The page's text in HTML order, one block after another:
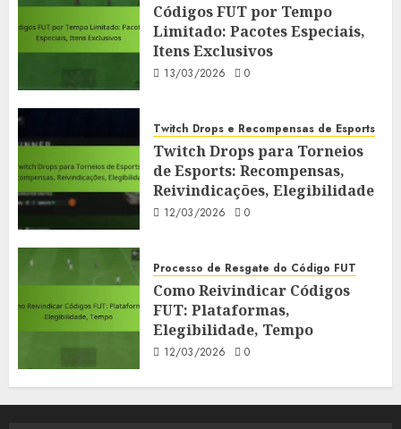
Códigos FUT por Tempo
Limitado: Pacotes Especiais,
Itens Exclusivos
13/03/2026 0
Twitch Drops e Recompensas de Esports
Twitch Drops para Torneios
de Esports: Recompensas,
Reivindicações, Elegibilidade
12/03/2026 0
Processo de Resgate do Código FUT
Como Reivindicar Códigos
FUT: Plataformas,
Elegibilidade, Tempo
12/03/2026 0